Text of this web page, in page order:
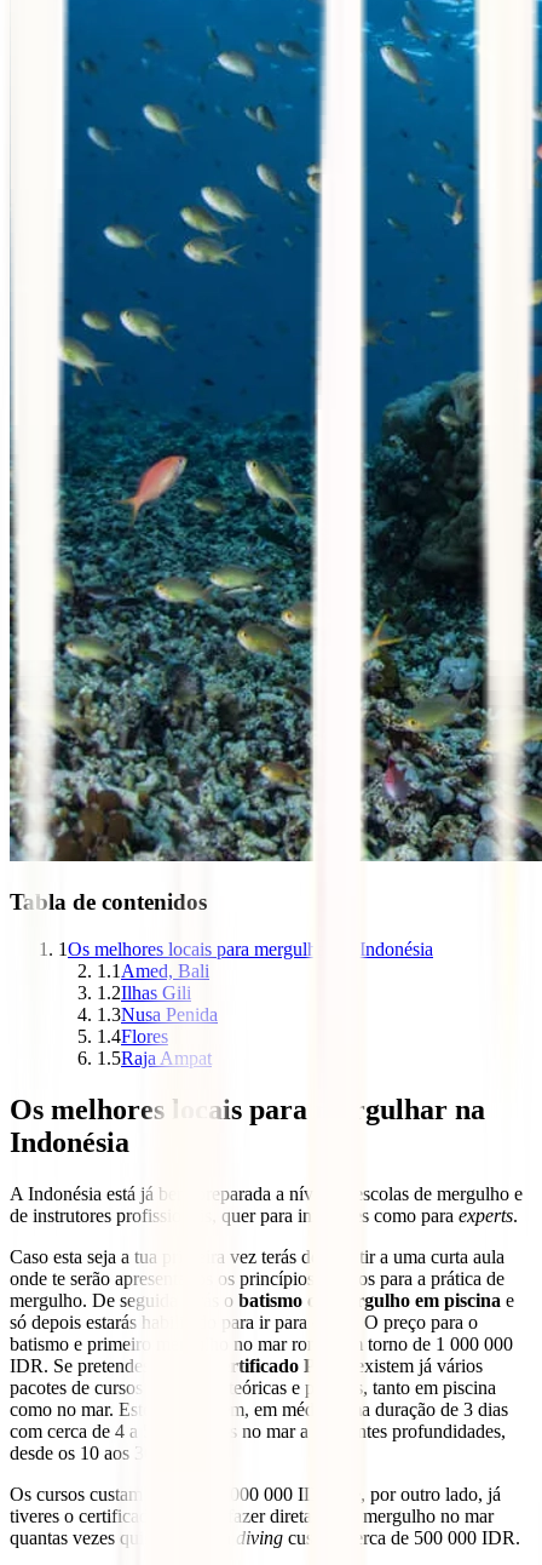
Tabla de contenidos
1Os melhores locais para mergulhar na Indonésia
1.1 Amed, Bali
1.2Ilhas Gili
1.3Nusa Penida
1.4Flores
1.5Raja Ampat
Os melhores locais para mergulhar na
Indonésia
A Indonésia está já bem preparada a nível de escolas de mergulho e
de instrutores profissionais, quer para iniciantes como para experts.
Caso esta seja a tua primeira vez terás de assistir a uma curta aula
onde te serão apresentados os princípios básicos para a prática de
mergulho. De seguida farás o batismo de mergulho em piscina e
só depois estarás habilitado para ir para o mar. O preço para o
batismo e primeiro mergulho no mar ronda em torno de 1 000 000
IDR. Se pretendes obter o c
ertificado PADI
existem já vários
pacotes de cursos com aulas teóricas e práticas, tanto em piscina
como no mar. Estes cursos têm, em média, uma duração de 3 dias
com cerca de 4 a 5 mergulhos no mar a diferentes profundidades,
desde os 10 aos 30 metros.
Os cursos custam cerca de 5 000 000 IDR. Se, por outro lado, já
tiveres o certificado poderás fazer diretamente mergulho no mar
quantas vezes quiseres. Cada diving custará cerca de 500 000 IDR.